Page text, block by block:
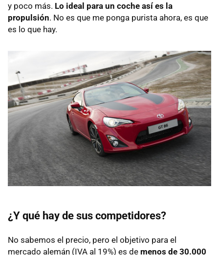
y poco más. Lo ideal para un coche así es la
propulsión. No es que me ponga purista ahora, es que
es lo que hay.
¿Y qué hay de sus competidores?
No sabemos el precio, pero el objetivo para el
mercado alemán (IVA al 19%) es de menos de 30.000